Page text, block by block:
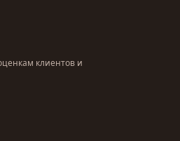
клиентов и